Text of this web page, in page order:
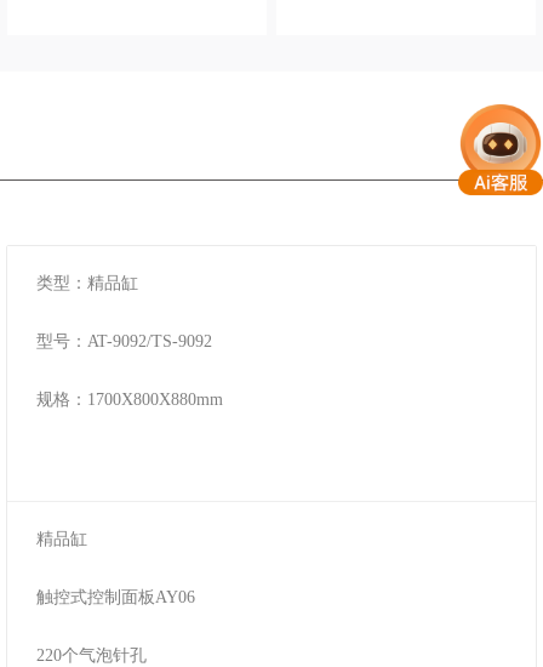
类型：精品缸
型号：AT-9092/TS-9092
规格：1700X800X880mm
精品缸
触控式控制面板AY06
220个气泡针孔